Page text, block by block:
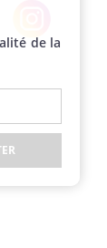
Instagram
de la